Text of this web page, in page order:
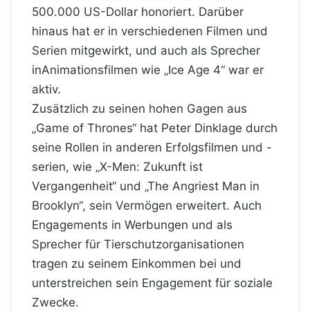
500.000 US-Dollar honoriert. Darüber
hinaus hat er in verschiedenen Filmen und
Serien mitgewirkt, und auch als Sprecher
inAnimationsfilmen wie „Ice Age 4“ war er
aktiv.
Zusätzlich zu seinen hohen Gagen aus
„Game of Thrones“ hat Peter Dinklage durch
seine Rollen in anderen Erfolgsfilmen und -
serien, wie „X-Men: Zukunft ist
Vergangenheit“ und „The Angriest Man in
Brooklyn“, sein Vermögen erweitert. Auch
Engagements in Werbungen und als
Sprecher für Tierschutzorganisationen
tragen zu seinem Einkommen bei und
unterstreichen sein Engagement für soziale
Zwecke.